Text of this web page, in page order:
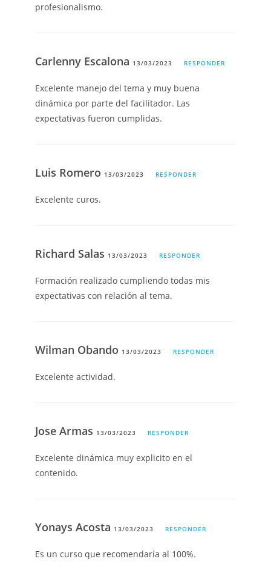
profesionalismo.
Carlenny Escalona 13/03/2023 RESPONDER
Excelente manejo del tema y muy buena
dinámica por parte del facilitador. Las
expectativas fueron cumplidas.
Luis Romero 13/03/2023 RESPONDER
Excelente curos.
Richard Salas 13/03/2023 RESPONDER
Formación realizado cumpliendo todas mis
expectativas con relación al tema.
Wilman Obando 13/03/2023 RESPONDER
Excelente actividad.
Jose Armas 13/03/2023 RESPONDER
Excelente dinámica muy explicito en el
contenido.
Yonays Acosta 13/03/2023 RESPONDER
Es un curso que recomendaría al 100%.